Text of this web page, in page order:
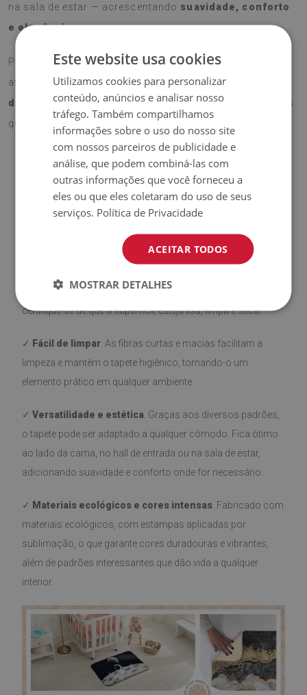
na sala de estar — acrescentando suavidade, conforto
e elegância.
Produzido commateriais ecológicos e estampado
através desublimação, garantecores intensas,
duradouras e vibrantes, bem como padrões modernos
que trazem vida a qualquer interior.
Vantagens dos nossos tapetes
Base antiderrapante. Os nossos tapetes com camada
antiderrapante são seguros e estáveis em diversos tipos de
superfícies, como madeira ou azulejos. A parte inferior é
aumentando o conforto no uso. Antes de colocá-lo,
certifique-se de que a superfície esteja lisa, limpa e seca.
✓ Fácil de limpar . As fibras curtas e macias facilitam a
limpeza e mantêm o tapete higiênico, tornando-o um
elemento prático em qualquer ambiente.
✓ Versatilidade e estética . Graças aos diversos padrões,
o tapete pode ser adaptado a qualquer cômodo. Fica ótimo
ao lado da cama, no hall de entrada ou na sala de estar,
adicionando suavidade e conforto onde for necessário.
✓ Materiais ecológicos e cores intensas . Fabricado com
materiais ecológicos, com estampas aplicadas por
sublimação, o que garante cores duradouras e vibrantes,
além de padrões interessantes que dão vida a qualquer
interior.
Este website usa cookies
Utilizamos cookies para personalizar
conteúdo, anúncios e analisar nosso
tráfego. Também compartilhamos
informações sobre o uso do nosso site
com nossos parceiros de publicidade e
análise, que podem combiná-las com
outras informações que você forneceu a
eles ou que eles coletaram do uso de seus
serviços. Política de Privacidade
ACEITAR TODOS
MOSTRAR DETALHES